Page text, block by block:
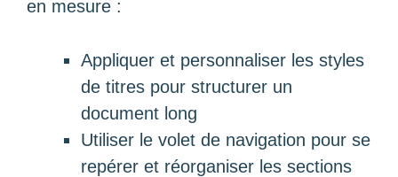
en mesure :
Appliquer et personnaliser les styles
de titres pour structurer un
document long
Utiliser le volet de navigation pour se
repérer et réorganiser les sections